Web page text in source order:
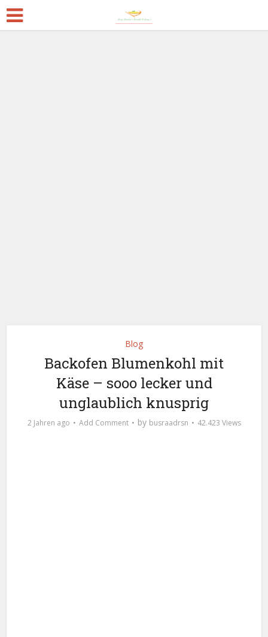
Blog
Backofen Blumenkohl mit
Käse – sooo lecker und
unglaublich knusprig
2 Jahren ago Add Comment by busraadrsn 42.423 Views